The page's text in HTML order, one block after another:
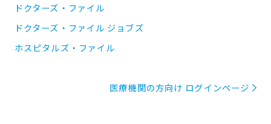
ドクターズ・ファイル
ドクターズ・ファイル ジョブズ
ホスピタルズ・ファイル
医療機関の方向け ログインページ